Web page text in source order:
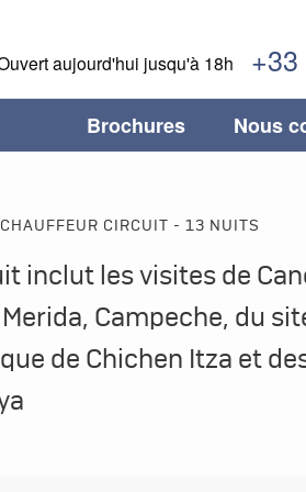
aujourd'hui jusqu'à 18h
Paraguay
Pérou
Salvador
Uruguay
Paraguay
Pérou
Salvador
Uruguay
Séjours
Tourisme durable
Trains légendaires
Vacances en famille
Fléxibilité, sécurité & confiance
Comment réserver son voyage
Termes & Conditions
Brochures Nous
CIRCUIT - 13 NUITS
inclut les visites de
Campeche, du
de Chichen Itza et